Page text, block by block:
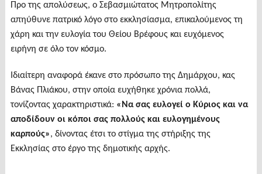
Προ της απολύσεως, ο Σεβασμιώτατος Μητροπολίτης
απηύθυνε πατρικό λόγο στο εκκλησίασμα, επικαλούμενος τη
χάρη και την ευλογία του Θείου Βρέφους και ευχόμενος
ειρήνη σε όλο τον κόσμο.
Ιδιαίτερη αναφορά έκανε στο πρόσωπο της Δημάρχου, κας
Βάνας Πλιάκου, στην οποία ευχήθηκε χρόνια πολλά,
τονίζοντας χαρακτηριστικά: «Να σας ευλογεί ο Κύριος και να
αποδίδουν οι κόποι σας πολλούς και ευλογημένους
καρπούς», δίνοντας έτσι το στίγμα της στήριξης της
Εκκλησίας στο έργο της δημοτικής αρχής.